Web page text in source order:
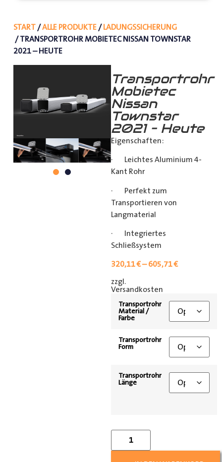
START/ALLE PRODUKTE/LADUNGSSICHERUNG
/ TRANSPORTROHR MOBIETEC NISSAN TOWNSTAR
2021 – HEUTE
Transportrohr
Mobietec
Nissan
Townstar
2021 – Heute
Eigenschaften:
· Leichtes Aluminium 4-
Kant Rohr
· Perfekt zum
Transportieren von
Langmaterial
· Integriertes
Schließsystem
320,11€–605,71€
zzgl.
Versandkosten
Transportrohr
Material /
Farbe
Transportrohr
Form
Transportrohr
Länge